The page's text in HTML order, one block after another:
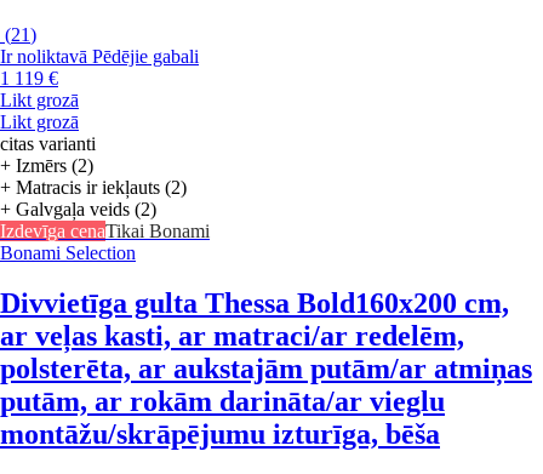
(21)
Ir noliktavā Pēdējie gabali
1 119 €
Likt grozā
Likt grozā
citas varianti
+ Izmērs (2)
+ Matracis ir iekļauts (2)
+ Galvgaļa veids (2)
Izdevīga cenaTikai Bonami
Bonami Selection
Divvietīga gulta Thessa Bold160x200 cm,
ar veļas kasti, ar matraci/ar redelēm,
polsterēta, ar aukstajām putām/ar atmiņas
putām, ar rokām darināta/ar vieglu
montāžu/skrāpējumu izturīga, bēša